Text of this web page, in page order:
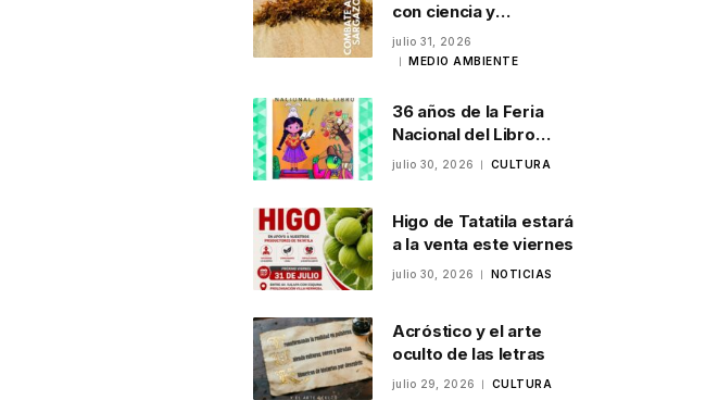
con ciencia y
sostenibilidad en
México
julio 31, 2026
MEDIO AMBIENTE
36 años de la Feria
Nacional del Libro
Infantil y Juvenil en
julio 30, 2026 CULTURA
Higo de Tatatila estará
a la venta este viernes
julio 30, 2026 NOTICIAS
Acróstico y el arte
oculto de las letras
julio 29, 2026 CULTURA